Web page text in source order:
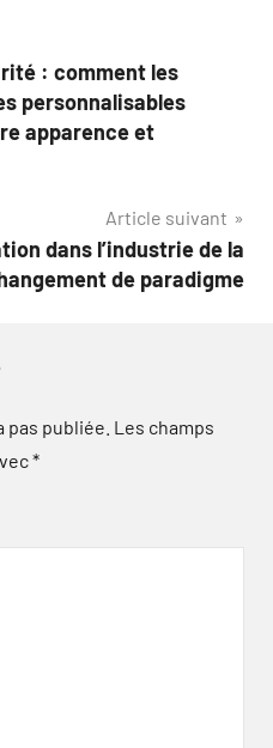
: comment les
personnalisables
apparence et
Article suivant
dans l’industrie de la
de paradigme
publiée. Les champs
*